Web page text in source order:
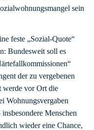
sein
feste „Sozial-Quote“
Bundesweit soll es
der zu vergebenen
werde vor Ort die
Wohnungsvergaben
Menschen
wieder eine Chance,